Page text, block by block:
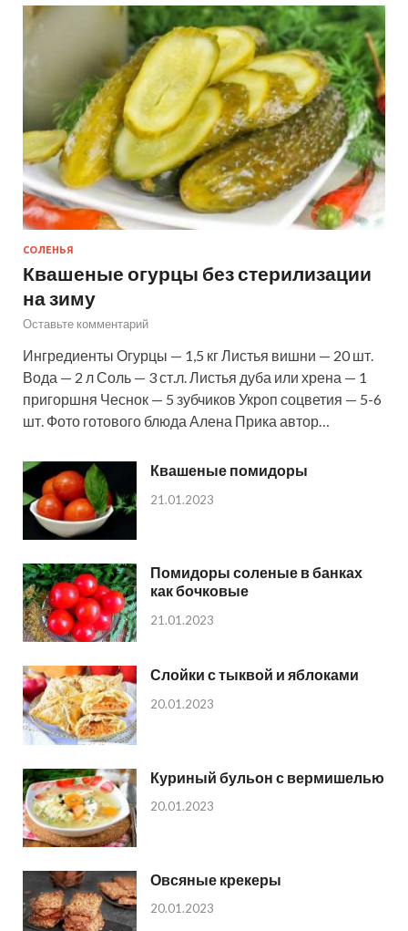
СОЛЕНЬЯ
Квашеные огурцы без стерилизации
на зиму
Оставьте комментарий
Ингредиенты Огурцы — 1,5 кг Листья вишни — 20 шт.
Вода — 2 л Соль — 3 ст.л. Листья дуба или хрена — 1
пригоршня Чеснок — 5 зубчиков Укроп соцветия — 5-6
шт. Фото готового блюда Алена Прика автор…
Квашеные помидоры
21.01.2023
Помидоры соленые в банках
как бочковые
21.01.2023
Слойки с тыквой и яблоками
20.01.2023
Куриный бульон с вермишелью
20.01.2023
Овсяные крекеры
20.01.2023